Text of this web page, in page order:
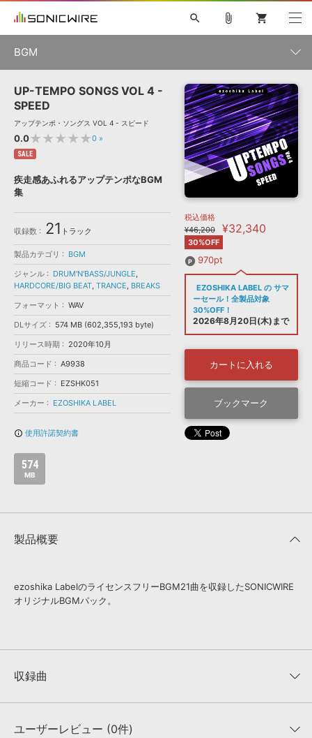
ソフト音源 »
プラグイン・エフェクト »
サンプルパック »
ソフトウェア／ツール »
DAW »
効果音 »
BGM »
キャンペーン »
特集 »
ニュースレター »
SONICWIREブログ »
DTMガイド »
FAQ »
お問い合わせ »
音楽カード
楽曲配信流通 サービス
無償のサウンド管理ソフト
映像のBGM・セリフを音声分離
SLS
search
初音ミク NT 鏡音リン・レン V4X 巡音ルカ V4X
MEIKO V3
KAITO V3
TOONTRACK
SPITFIRE AUDIO
VIENNA
EZ DRUMMER 3
ライセンスフリーBGM
ボーカル抜き出し
DUBSTEP
MUTANT
ROUTER.FM
SONOCA
プラグイン・エフェクト
ソフトウェア／ツール DAW 効果音
attach_file shopping_cart
BGM
製品一覧
ジャンル
ランキング
シングルBGM
UP-TEMPO SONGS VOL 4 -
SPEED
アップテンポ・ソングス VOL 4 - スピード
0.0★★★★★0 »
SALE
疾走感あふれるアップテンポなBGM
集
収録数 21 トラック
製品カテゴリ
BGM
ジャンル
DRUM'N'BASS/JUNGLE,
HARDCORE/BIG BEAT, TRANCE, BREAKS
フォーマット
WAV
DLサイズ
574 MB (602,355,193 byte)
リリース時期
2020年10月
商品コード
A9938
短縮コード
EZSHK051
メーカー
EZOSHIKA LABEL
info_outline 使用許諾契約書
574
MB
税込価格
¥46,200
¥32,340
30%OFF
970pt
EZOSHIKA LABEL の サマ
ーセール！全製品対象
30%OFF！
2026年8月20日(木)まで
カートに入れる
ブックマーク
製品概要
ezoshika LabelのライセンスフリーBGM21曲を収録したSONICWIRE
オリジナルBGMパック。
収録曲
説明文 ジャンル/楽器
1 ezoshika_0054
ユーザーレビュー (0件)